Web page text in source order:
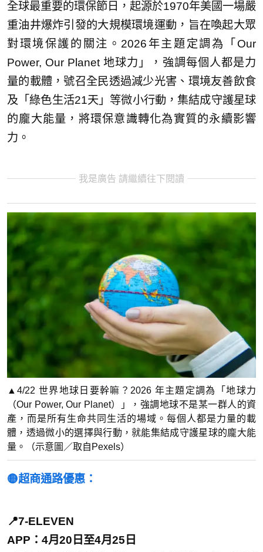
全球最重要的環保節日，起源於1970年美國一場嚴
重油井爆炸引發的大規模環境運動，旨在喚起大眾
對環境保護的關注。2026年主題定調為「Our
Power, Our Planet 地球力」，強調每個人都是力
量的載體，號召全民透過減少光害、環境友善飲食
及「綠色生活21天」等微小行動，集結成守護星球
的龐大能量，將環保意識轉化為實質的永續影響
力。
我是廣告 請繼續往下閱讀
▲4/22 世界地球日要幹嘛？2026 年主題定調為「地球力
（Our Power, Our Planet）」，強調地球不是某一群人的資
產，而是所有生命共同生活的場域。每個人都是力量的載
體，透過微小的選擇與行動，就能集結成守護星球的龐大能
量。（示意圖／取自Pexels）
🟡超商通路優惠：
📍7-ELEVEN
APP：4月20日至4月25日